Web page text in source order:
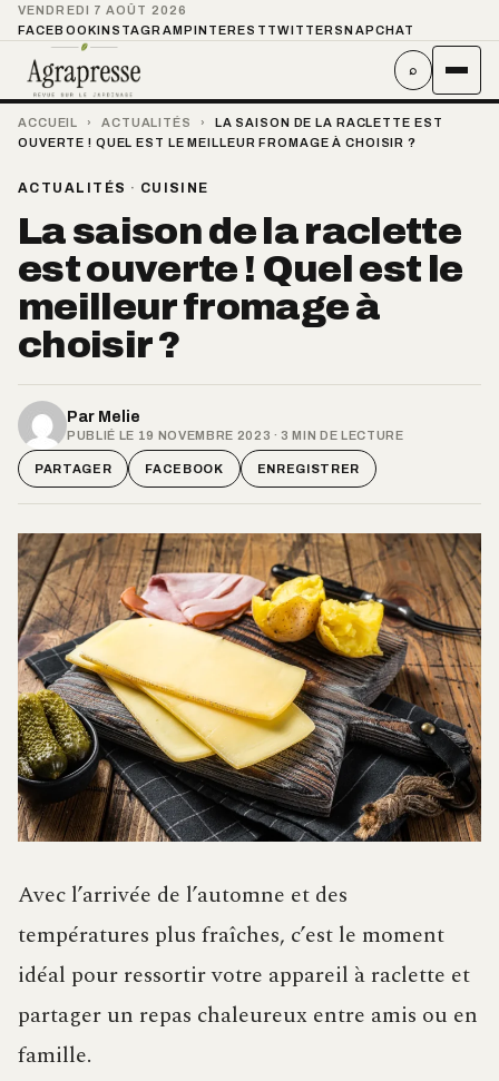
VENDREDI 7 AOÛT 2026
FACEBOOKINSTAGRAMPINTEREST TWITTER SNAPCHAT
⌕
ACCUEIL › ACTUALITÉS ›
LA SAISON DE LA RACLETTE EST
OUVERTE ! QUEL EST LE MEILLEUR FROMAGE À CHOISIR ?
ACTUALITÉS · CUISINE
La saison de la raclette
est ouverte ! Quel est le
meilleur fromage à
choisir ?
Par Melie
PUBLIÉ LE 19 NOVEMBRE 2023 · 3 MIN DE LECTURE
PARTAGER FACEBOOK ENREGISTRER
Avec l’arrivée de l’automne et des
températures plus fraîches, c’est le moment
idéal pour ressortir votre appareil à raclette et
partager un repas chaleureux entre amis ou en
famille.